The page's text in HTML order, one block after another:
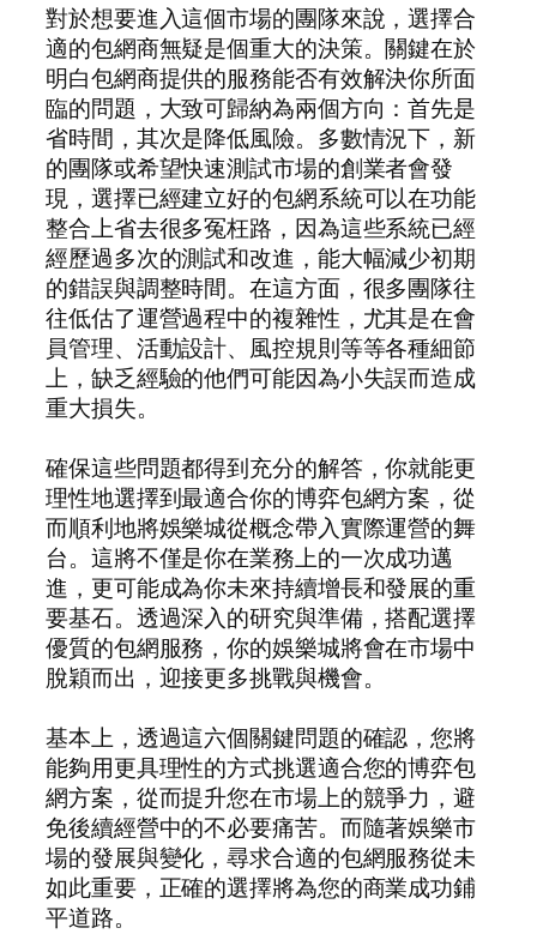
對於想要進入這個市場的團隊來說，選擇合
適的包網商無疑是個重大的決策。關鍵在於
明白包網商提供的服務能否有效解決你所面
臨的問題，大致可歸納為兩個方向：首先是
省時間，其次是降低風險。多數情況下，新
的團隊或希望快速測試市場的創業者會發
現，選擇已經建立好的包網系統可以在功能
整合上省去很多冤枉路，因為這些系統已經
經歷過多次的測試和改進，能大幅減少初期
的錯誤與調整時間。在這方面，很多團隊往
往低估了運營過程中的複雜性，尤其是在會
員管理、活動設計、風控規則等等各種細節
上，缺乏經驗的他們可能因為小失誤而造成
重大損失。
確保這些問題都得到充分的解答，你就能更
理性地選擇到最適合你的博弈包網方案，從
而順利地將娛樂城從概念帶入實際運營的舞
台。這將不僅是你在業務上的一次成功邁
進，更可能成為你未來持續增長和發展的重
要基石。透過深入的研究與準備，搭配選擇
優質的包網服務，你的娛樂城將會在市場中
脫穎而出，迎接更多挑戰與機會。
基本上，透過這六個關鍵問題的確認，您將
能夠用更具理性的方式挑選適合您的博弈包
網方案，從而提升您在市場上的競爭力，避
免後續經營中的不必要痛苦。而隨著娛樂市
場的發展與變化，尋求合適的包網服務從未
如此重要，正確的選擇將為您的商業成功鋪
平道路。